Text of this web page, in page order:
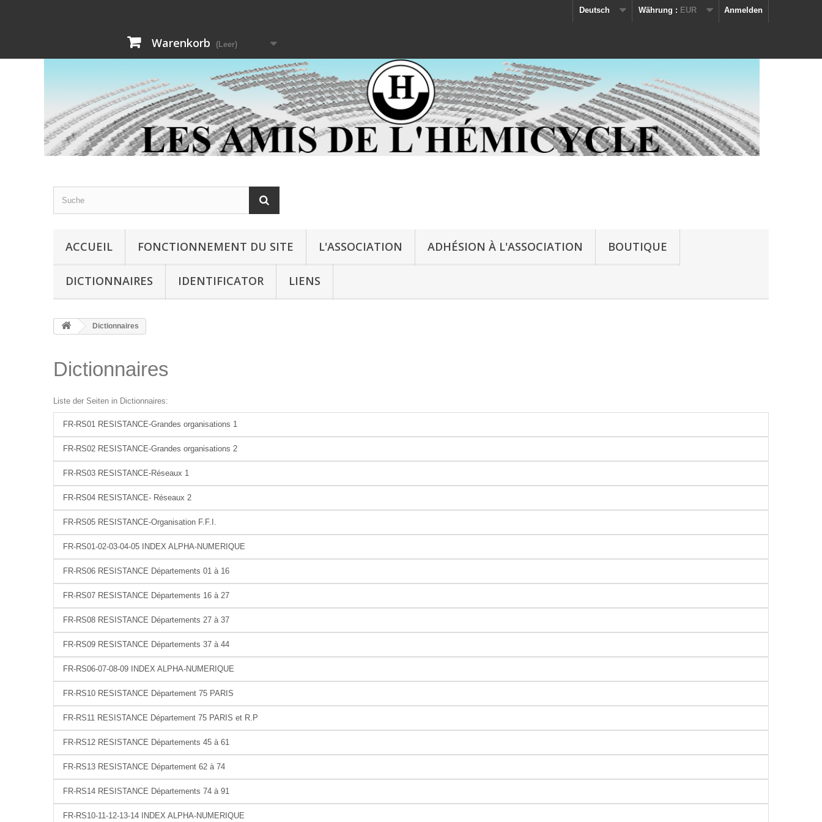
Warenkorb (Leer)
Anmelden
Währung : EUR
Deutsch
ACCUEIL FONCTIONNEMENT DU SITE L'ASSOCIATION ADHÉSION À L'ASSOCIATION BOUTIQUE
DICTIONNAIRES IDENTIFICATOR LIENS
Dictionnaires
Dictionnaires
Liste der Seiten in Dictionnaires:
FR-RS01 RESISTANCE-Grandes organisations 1
FR-RS02 RESISTANCE-Grandes organisations 2
FR-RS03 RESISTANCE-Réseaux 1
FR-RS04 RESISTANCE- Réseaux 2
FR-RS05 RESISTANCE-Organisation F.F.I.
FR-RS01-02-03-04-05 INDEX ALPHA-NUMERIQUE
FR-RS06 RESISTANCE Départements 01 à 16
FR-RS07 RESISTANCE Départements 16 à 27
FR-RS08 RESISTANCE Départements 27 à 37
FR-RS09 RESISTANCE Départements 37 à 44
FR-RS06-07-08-09 INDEX ALPHA-NUMERIQUE
FR-RS10 RESISTANCE Département 75 PARIS
FR-RS11 RESISTANCE Département 75 PARIS et R.P
FR-RS12 RESISTANCE Départements 45 à 61
FR-RS13 RESISTANCE Département 62 à 74
FR-RS14 RESISTANCE Départements 74 à 91
FR-RS10-11-12-13-14 INDEX ALPHA-NUMERIQUE